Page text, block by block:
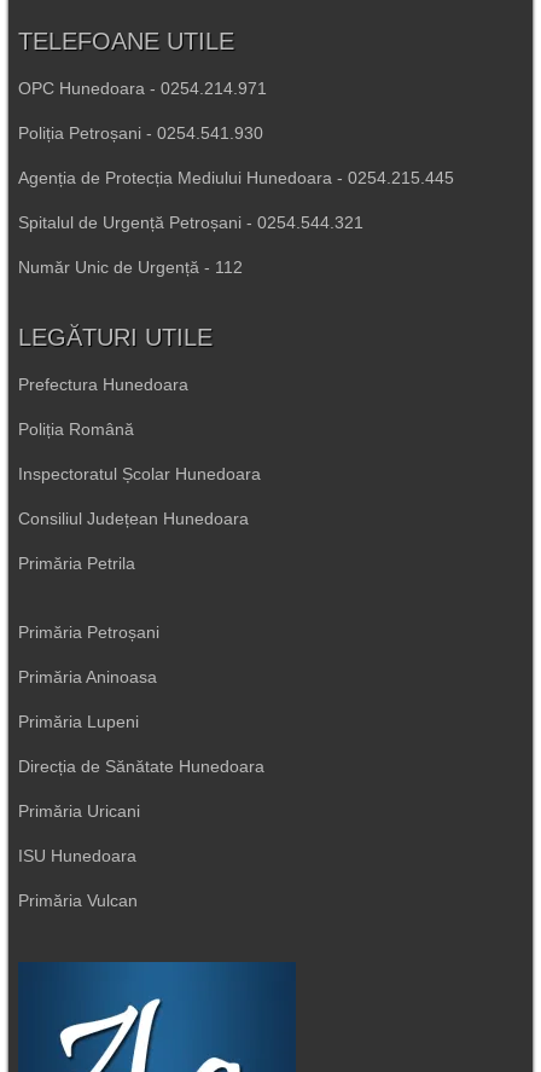
TELEFOANE UTILE
OPC Hunedoara - 0254.214.971
Poliția Petroșani - 0254.541.930
Agenția de Protecția Mediului Hunedoara - 0254.215.445
Spitalul de Urgență Petroșani - 0254.544.321
Număr Unic de Urgență - 112
LEGĂTURI UTILE
Prefectura Hunedoara
Poliția Română
Inspectoratul Școlar Hunedoara
Consiliul Județean Hunedoara
Primăria Petrila
Primăria Petroșani
Primăria Aninoasa
Primăria Lupeni
Direcția de Sănătate Hunedoara
Primăria Uricani
ISU Hunedoara
Primăria Vulcan